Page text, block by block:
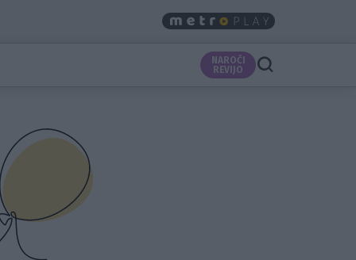
NAROČI
REVIJO